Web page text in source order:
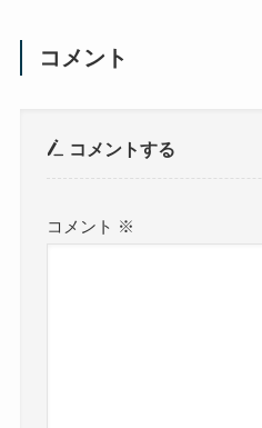
コメント
コメントする
コメント ※